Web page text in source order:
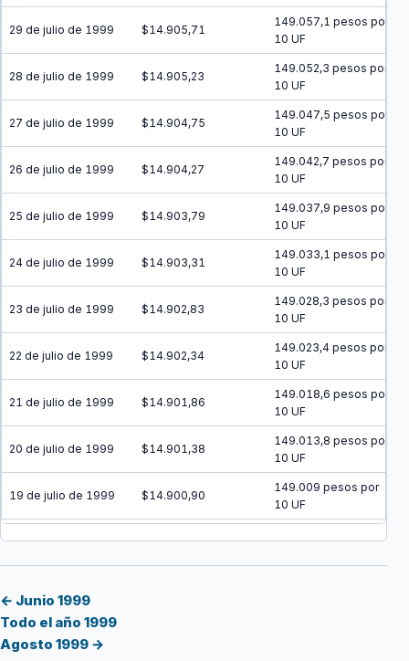
29 de julio de 1999 $14.905,71
149.057,1 pesos por
10 UF
28 de julio de 1999 $14.905,23
149.052,3 pesos por
10 UF
27 de julio de 1999 $14.904,75
149.047,5 pesos por
10 UF
26 de julio de 1999 $14.904,27
149.042,7 pesos por
10 UF
25 de julio de 1999 $14.903,79
149.037,9 pesos por
10 UF
24 de julio de 1999 $14.903,31
149.033,1 pesos por
10 UF
23 de julio de 1999 $14.902,83
149.028,3 pesos por
10 UF
22 de julio de 1999 $14.902,34
149.023,4 pesos por
10 UF
21 de julio de 1999 $14.901,86
149.018,6 pesos por
10 UF
20 de julio de 1999 $14.901,38
149.013,8 pesos por
10 UF
19 de julio de 1999 $14.900,90
149.009 pesos por
10 UF
18 de julio de 1999 $14.900,42
← Junio 1999
Todo el año 1999
Agosto 1999 →